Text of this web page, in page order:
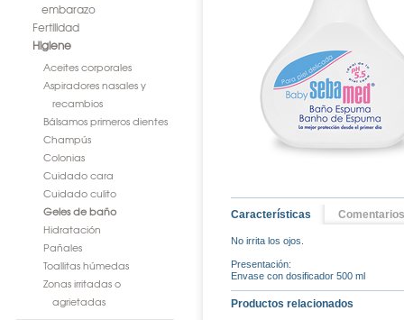
embarazo
Fertilidad
Higiene
Aceites corporales
Aspiradores nasales y
recambios
Bálsamos primeros dientes
Champús
Colonias
Cuidado cara
Cuidado culito
Geles de baño
Hidratación
Pañales
Toallitas húmedas
Zonas irritadas o
agrietadas
Características Comentarios
No irrita los ojos.
Presentación:
Envase con dosificador 500 ml
Productos relacionados